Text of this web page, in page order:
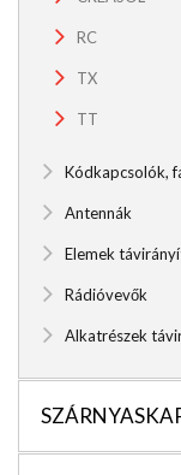
RC
TX
TT
Kódkapcsolók,
Antennák
Elemek
Rádióvevők
Alkatrészek